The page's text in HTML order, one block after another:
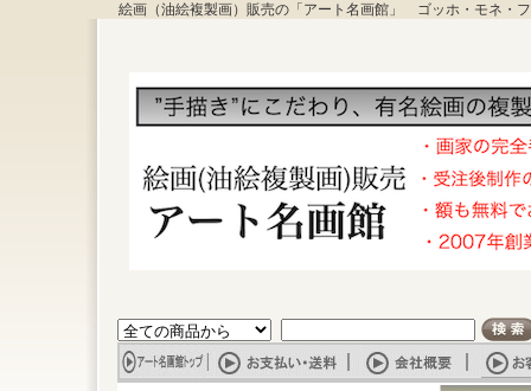
絵画（油絵複製画）販売の「アート名画館」 ゴッホ・モネ・